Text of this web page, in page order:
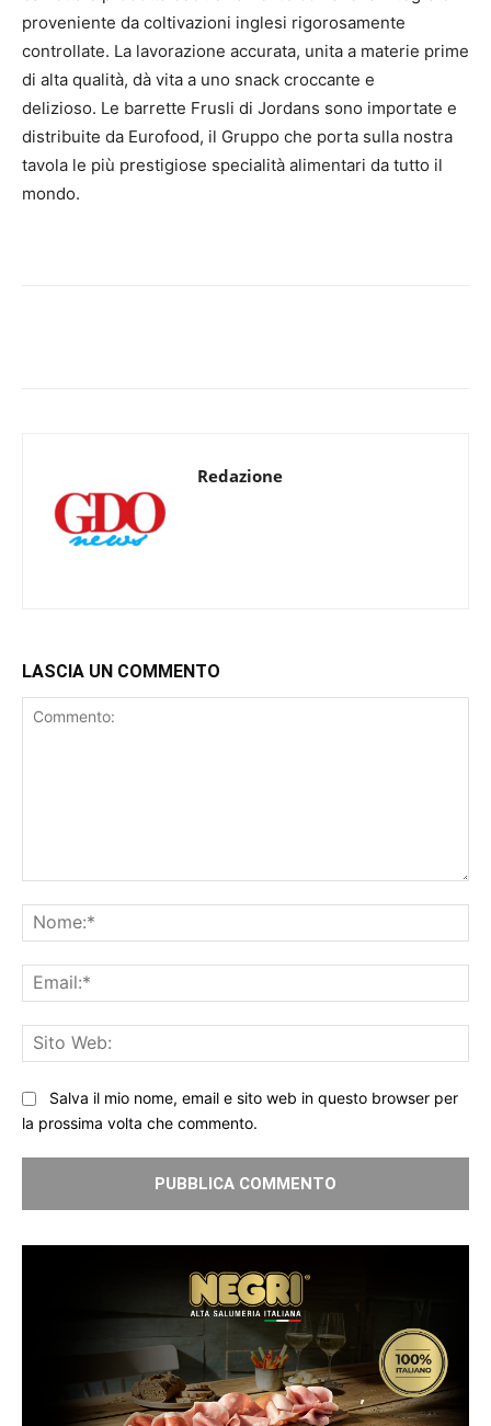
proveniente da coltivazioni inglesi rigorosamente
controllate. La lavorazione accurata, unita a materie prime
di alta qualità, dà vita a uno snack croccante e
delizioso. Le barrette Frusli di Jordans sono importate e
distribuite da Eurofood, il Gruppo che porta sulla nostra
tavola le più prestigiose specialità alimentari da tutto il
mondo.
Redazione
LASCIA UN COMMENTO
Salva il mio nome, email e sito web in questo browser per
la prossima volta che commento.